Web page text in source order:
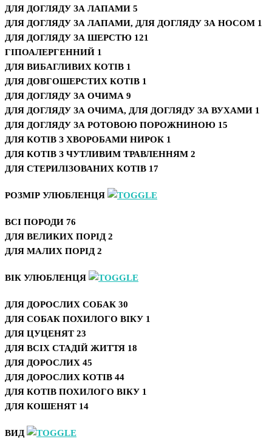
ДЛЯ ДОГЛЯДУ ЗА ЛАПАМИ 5
ДЛЯ ДОГЛЯДУ ЗА ЛАПАМИ, ДЛЯ ДОГЛЯДУ ЗА НОСОМ 1
ДЛЯ ДОГЛЯДУ ЗА ШЕРСТЮ 121
ГІПОАЛЕРГЕННИЙ 1
ДЛЯ ВИБАГЛИВИХ КОТІВ 1
ДЛЯ ДОВГОШЕРСТИХ КОТІВ 1
ДЛЯ ДОГЛЯДУ ЗА ОЧИМА 9
ДЛЯ ДОГЛЯДУ ЗА ОЧИМА, ДЛЯ ДОГЛЯДУ ЗА ВУХАМИ 1
ДЛЯ ДОГЛЯДУ ЗА РОТОВОЮ ПОРОЖНИНОЮ 15
ДЛЯ КОТІВ З ХВОРОБАМИ НИРОК 1
ДЛЯ КОТІВ З ЧУТЛИВИМ ТРАВЛЕННЯМ 2
ДЛЯ СТЕРИЛІЗОВАНИХ КОТІВ 17
РОЗМІР УЛЮБЛЕНЦЯ
ВСІ ПОРОДИ 76
ДЛЯ ВЕЛИКИХ ПОРІД 2
ДЛЯ МАЛИХ ПОРІД 2
ВІК УЛЮБЛЕНЦЯ
ДЛЯ ДОРОСЛИХ СОБАК 30
ДЛЯ СОБАК ПОХИЛОГО ВІКУ 1
ДЛЯ ЦУЦЕНЯТ 23
ДЛЯ ВСІХ СТАДІЙ ЖИТТЯ 18
ДЛЯ ДОРОСЛИХ 45
ДЛЯ ДОРОСЛИХ КОТІВ 44
ДЛЯ КОТІВ ПОХИЛОГО ВІКУ 1
ДЛЯ КОШЕНЯТ 14
ВИД